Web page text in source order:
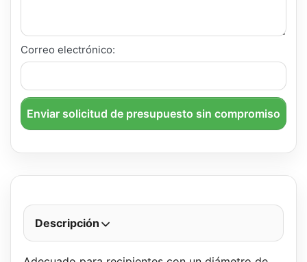
Correo electrónico:
Enviar solicitud de presupuesto sin compromiso
Descripción